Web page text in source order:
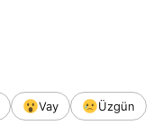
Vay
Üzgün